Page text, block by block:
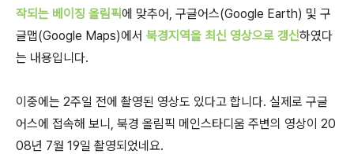
작되는 베이징 올림픽에 맞추어, 구글어스(Google Earth) 및 구
글맵(Google Maps)에서 북경지역을 최신 영상으로 갱신하였다
는 내용입니다.
이중에는 2주일 전에 촬영된 영상도 있다고 합니다. 실제로 구글
어스에 접속해 보니, 북경 올림픽 메인스타디움 주변의 영상이 20
08년 7월 19일 촬영되었네요.